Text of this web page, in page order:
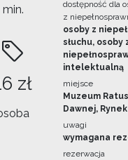
min.
zł
dostępność dla
z
osoby z
słuchu, osoby
intelektualną
miejsce
Muzeum
Dawnej,
uwagi
wymagana
rezerwacja